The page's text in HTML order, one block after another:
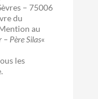
– 75006
du
au
Père Silas«
les